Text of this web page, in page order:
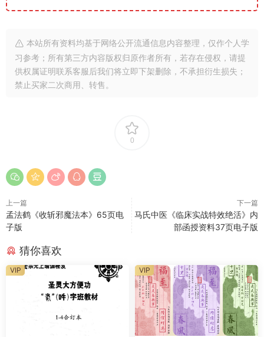
本站所有资料均基于网络公开流通信息内容整理，仅作个人学
习参考；所有第三方内容版权归原作者所有，若存在侵权，请提
供权属证明联系客服后我们将立即下架删除，不承担衍生损失；
禁止买家二次商用、转售。
0
上一篇
孟法鹤《收斩邪魔法本》65页电
子版
下一篇
马氏中医《临床实战特效绝活》内
部函授资料37页电子版
猜你喜欢
VIP VIP